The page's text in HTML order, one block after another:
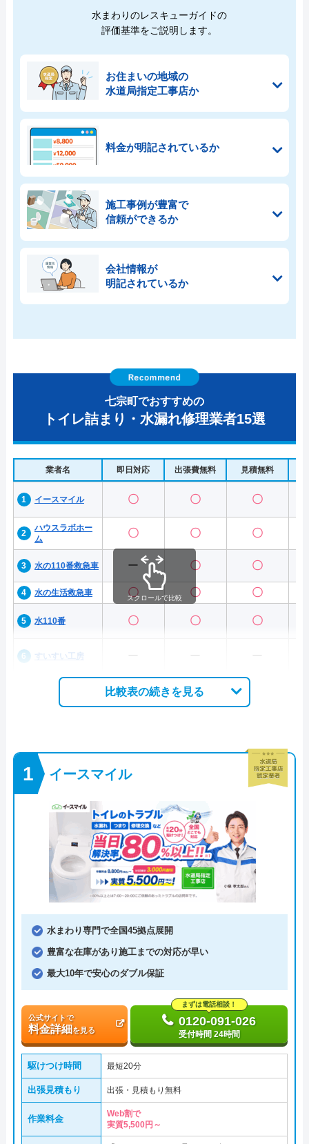
水まわりのレスキューガイドの
評価基準をご説明します。
お住まいの地域の
水道局指定工事店か
料金が明記されているか
施工事例が豊富で
信頼ができるか
会社情報が
明記されているか
七宗町でおすすめの
トイレ詰まり・水漏れ修理業者15選
業者名 即日対応 出張費無料 見積無料
イースマイル 〇 〇 〇
ハウスラボホー
ム
〇 〇 〇
水の110番救急車 ー 〇 〇
水の生活救急車 〇 〇 〇
水110番 〇 〇 〇
すいすい工房
スクロールで比較
比較表の続きを見る
イースマイル
水まわり専門で全国45拠点展開
豊富な在庫があり施工までの対応が早い
最大10年で安心のダブル保証
公式サイトで
料金詳細を見る
まずは電話相談！
0120-091-026
受付時間 24時間
駆けつけ時間 最短20分
出張見積もり 出張・見積もり無料
作業料金
Web割で
実質5,500円～